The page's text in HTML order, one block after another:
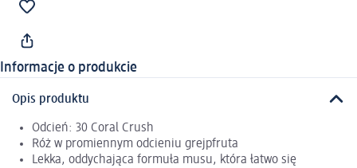
Informacje o produkcie
Opis produktu
Odcień: 30 Coral Crush
Róż w promiennym odcieniu grejpfruta
Lekka, oddychająca formuła musu, która łatwo się